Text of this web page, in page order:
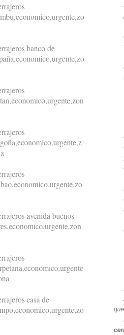
banco de
avenida buenos
casa de